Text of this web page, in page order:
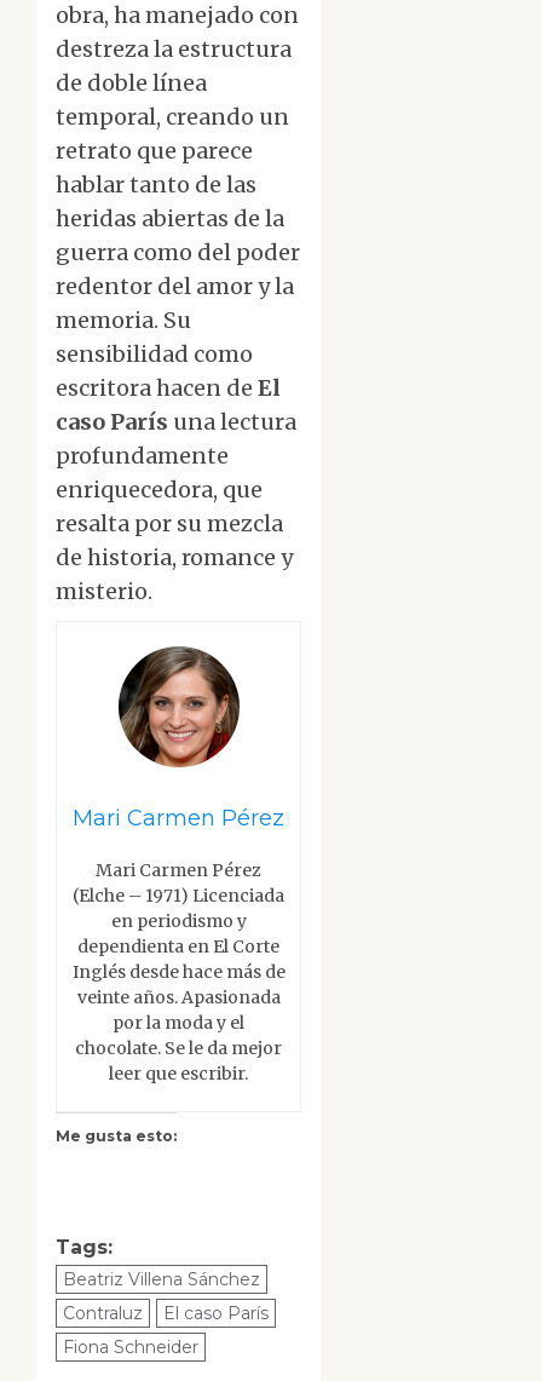
obra, ha manejado con
destreza la estructura
de doble línea
temporal, creando un
retrato que parece
hablar tanto de las
heridas abiertas de la
guerra como del poder
redentor del amor y la
memoria. Su
sensibilidad como
escritora hacen de El
caso París una lectura
profundamente
enriquecedora, que
resalta por su mezcla
de historia, romance y
misterio.
Mari Carmen Pérez
Mari Carmen Pérez
(Elche – 1971) Licenciada
en periodismo y
dependienta en El Corte
Inglés desde hace más de
veinte años. Apasionada
por la moda y el
chocolate. Se le da mejor
leer que escribir.
Me gusta esto:
Tags:
Beatriz Villena Sánchez
Contraluz
El caso París
Fiona Schneider